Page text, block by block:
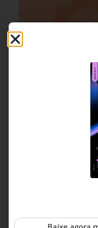
O futuro da
As mulheres
a desigualdade de